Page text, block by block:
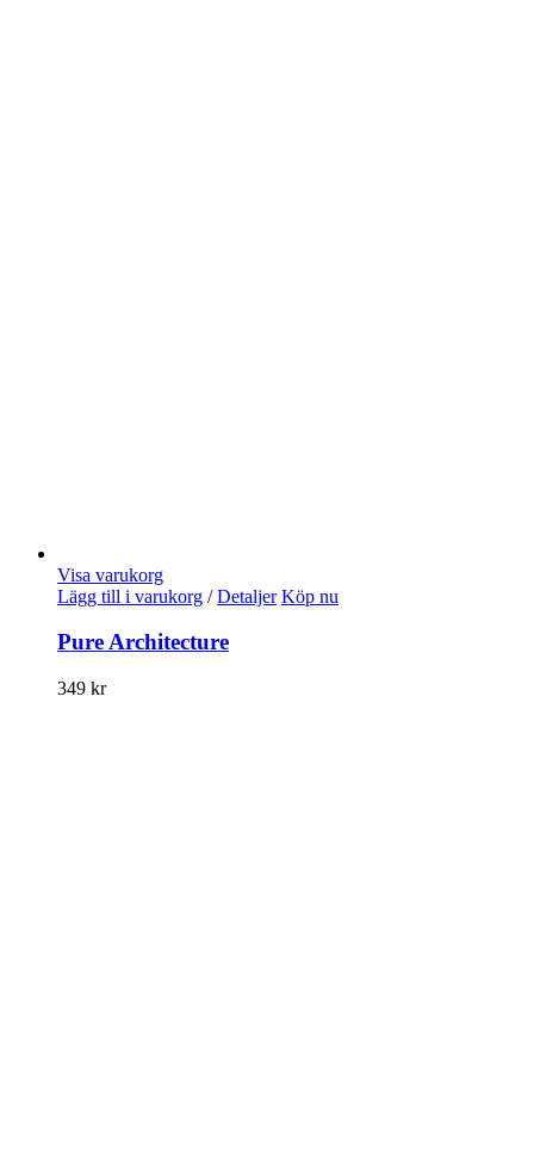
Visa varukorg
Lägg till i varukorg / Detaljer Köp nu
Pure Architecture
349 kr